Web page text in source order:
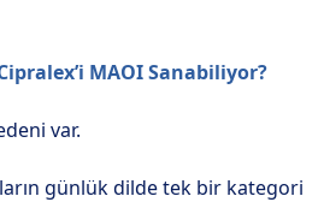
MAOI Sanabiliyor?
var.
günlük dilde tek bir kategori